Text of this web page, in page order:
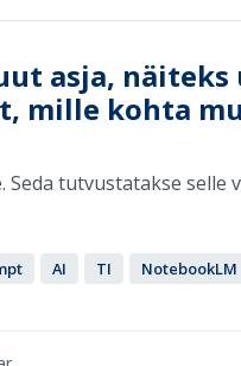
asja, näiteks
mille kohta
tutvustatakse selle
AI TI NotebookLM